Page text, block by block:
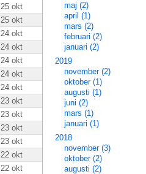
25 okt
25 okt
24 okt
24 okt
24 okt
24 okt
24 okt
23 okt
23 okt
23 okt
23 okt
22 okt
22 okt
maj (2)
april (1)
mars (2)
februari (2)
januari (2)
2019
november (2)
oktober (1)
augusti (1)
juni (2)
mars (1)
januari (1)
2018
november (3)
oktober (2)
augusti (2)